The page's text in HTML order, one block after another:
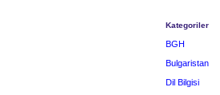
Kategoriler
BGH
Bulgaristan
Dil Bilgisi